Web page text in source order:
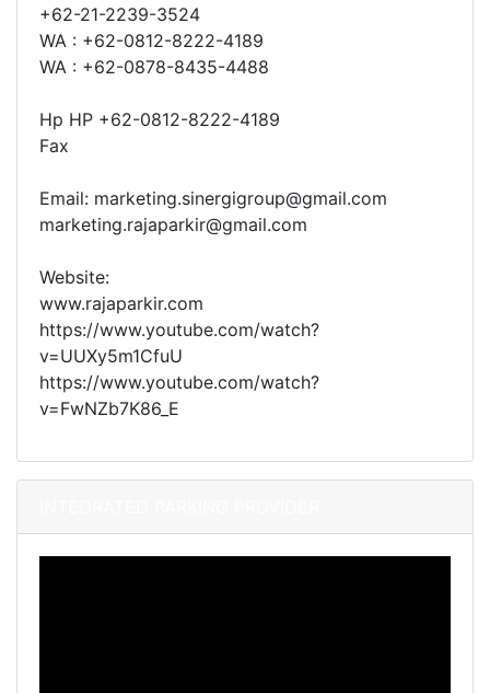
+62-21-2239-3524
WA : +62-0812-8222-4189
WA : +62-0878-8435-4488
Hp HP +62-0812-8222-4189
Fax
Email: marketing.sinergigroup@gmail.com
marketing.rajaparkir@gmail.com
Website:
www.rajaparkir.com
https://www.youtube.com/watch?
v=UUXy5m1CfuU
https://www.youtube.com/watch?
v=FwNZb7K86_E